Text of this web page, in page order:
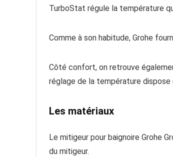
TurboStat régule la température
Comme à son habitude, Grohe
Côté confort, on retrouve
réglage de la température dispose
Les matériaux
Le mitigeur pour baignoire Grohe
du mitigeur.